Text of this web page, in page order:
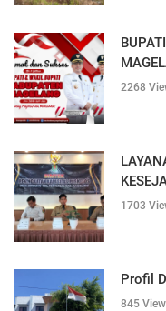
2268
1703
Profil
845